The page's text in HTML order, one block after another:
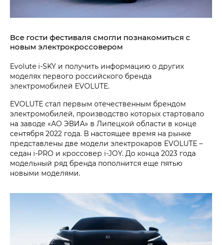
Все гости фестиваля смогли познакомиться с
новым электрокроссовером
Evolute i‑SKY и получить информацию о других
моделях первого российского бренда
электромобилей EVOLUTE.
EVOLUTE стал первым отечественным брендом
электромобилей, производство которых стартовало
на заводе «АО ЭВИА» в Липецкой области в конце
сентября 2022 года. В настоящее время на рынке
представлены две модели электрокаров EVOLUTE –
седан i‑PRO и кроссовер i‑JOY. До конца 2023 года
модельный ряд бренда пополнится еще пятью
новыми моделями.